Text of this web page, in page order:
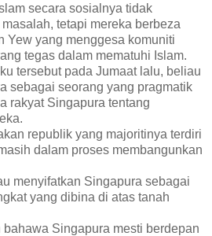
secara sosialnya tidak
tetapi mereka berbeza
Yew yang menggesa komuniti
tegas dalam mematuhi Islam.
tersebut pada Jumaat lalu, beliau
sebagai seorang yang pragmatik
rakyat Singapura tentang
republik yang majoritinya terdiri
dalam proses membangunkan
menyifatkan Singapura sebagai
yang dibina di atas tanah
Singapura mesti berdepan